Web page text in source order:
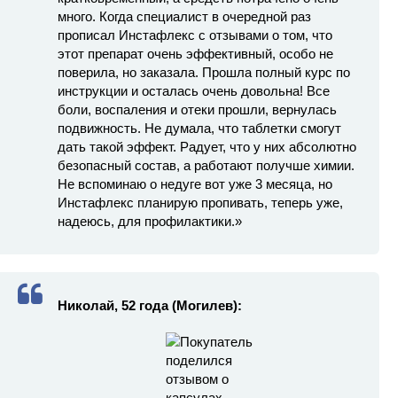
много. Когда специалист в очередной раз
прописал Инстафлекс с отзывами о том, что
этот препарат очень эффективный, особо не
поверила, но заказала. Прошла полный курс по
инструкции и осталась очень довольна! Все
боли, воспаления и отеки прошли, вернулась
подвижность. Не думала, что таблетки смогут
дать такой эффект. Радует, что у них абсолютно
безопасный состав, а работают получше химии.
Не вспоминаю о недуге вот уже 3 месяца, но
Инстафлекс планирую пропивать, теперь уже,
надеюсь, для профилактики.»
Николай, 52 года (Могилев):